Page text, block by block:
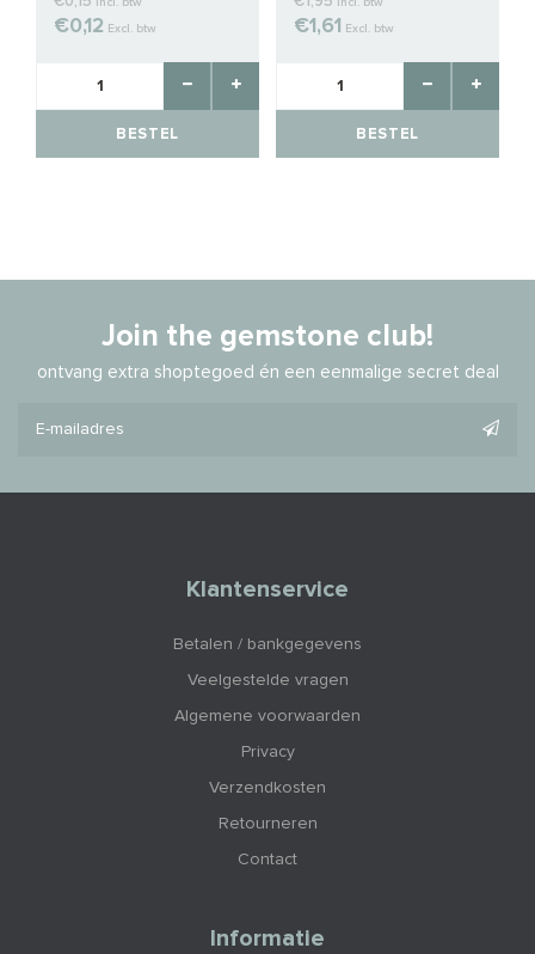
€0,12 Excl. btw
BESTEL
€1,61 Excl. btw
BESTEL
Join the gemstone club!
ontvang extra shoptegoed én een eenmalige secret deal
Klantenservice
Betalen / bankgegevens
Veelgestelde vragen
Algemene voorwaarden
Privacy
Verzendkosten
Retourneren
Contact
Informatie